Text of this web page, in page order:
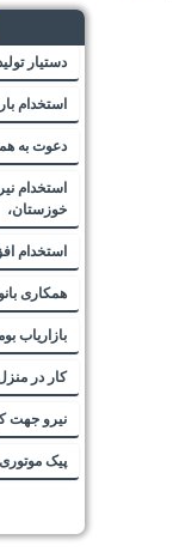
دستیار
استخدام
دعوت به
استخدام
خوزستان،
استخدام
همکاری
بازاریاب
کار در
نیرو جهت
پیک